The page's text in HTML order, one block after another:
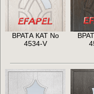
ВРАТА КАТ No
4534-V